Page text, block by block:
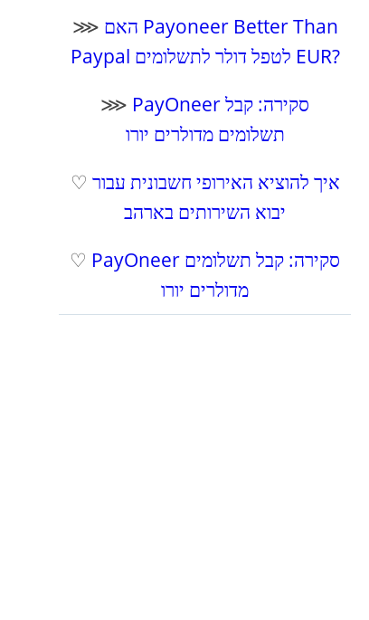
⋙ האם Payoneer Better Than
Paypal לטפל דולר לתשלומים EUR?
⋙ PayOneer סקירה: קבל
תשלומים מדולרים יורו
♡ איך להוציא האירופי חשבונית עבור
יבוא השירותים בארהב
♡ PayOneer סקירה: קבל תשלומים
מדולרים יורו